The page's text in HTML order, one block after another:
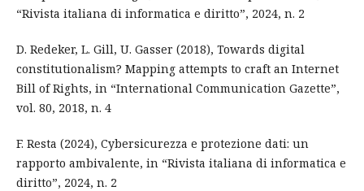
“Rivista italiana di informatica e diritto”, 2024, n. 2
D. Redeker, L. Gill, U. Gasser (2018), Towards digital
constitutionalism? Mapping attempts to craft an Internet
Bill of Rights, in “International Communication Gazette”,
vol. 80, 2018, n. 4
F. Resta (2024), Cybersicurezza e protezione dati: un
rapporto ambivalente, in “Rivista italiana di informatica e
diritto”, 2024, n. 2